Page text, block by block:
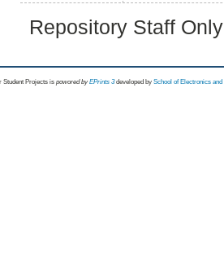
Repository Staff
Student Projects is powored byEPrints 3 developed by School of Electronics